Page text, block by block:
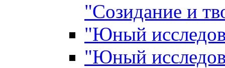
"Созидание и
"Юный
"Юный